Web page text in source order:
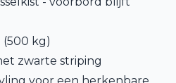
(500 kg)
zwarte striping